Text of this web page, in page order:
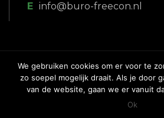
E info@buro-freecon.nl
COPYRIGHT 2018
WEBSITE GEBOUWD
We gebruiken cookies om er voor te
zo soepel mogelijk draait. Als je door
van de website, gaan we er vanuit
Ok